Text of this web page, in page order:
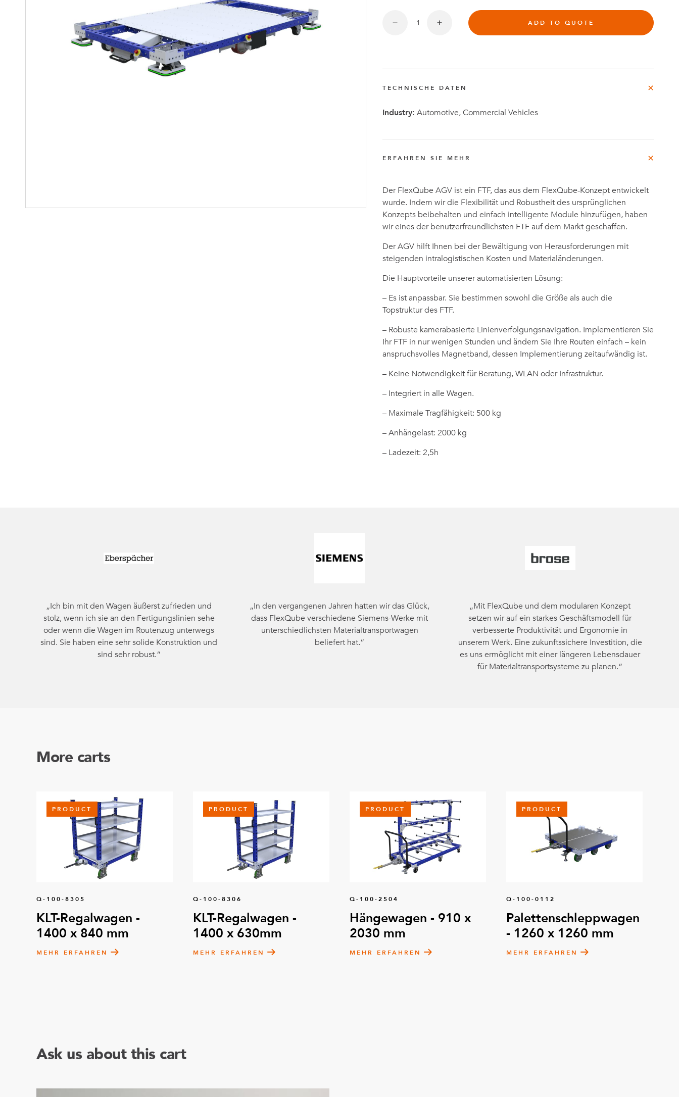
Mutter-Tochter-Lösungen
Montagewagen und
Anders
von
FlexQube
ADD TO QUOTE
TECHNISCHE DATEN
Industry: Automotive, Commercial Vehicles
ERFAHREN SIE MEHR
Der FlexQube AGV ist ein FTF, das aus dem FlexQube-Konzept entwickelt
wurde. Indem wir die Flexibilität und Robustheit des ursprünglichen
Konzepts beibehalten und einfach intelligente Module hinzufügen, haben
wir eines der benutzerfreundlichsten FTF auf dem Markt geschaffen.
Der AGV hilft Ihnen bei der Bewältigung von Herausforderungen mit
steigenden intralogistischen Kosten und Materialänderungen.
Die Hauptvorteile unserer automatisierten Lösung:
– Es ist anpassbar. Sie bestimmen sowohl die Größe als auch die
Topstruktur des FTF.
– Robuste kamerabasierte Linienverfolgungsnavigation. Implementieren Sie
Ihr FTF in nur wenigen Stunden und ändern Sie Ihre Routen einfach – kein
anspruchsvolles Magnetband, dessen Implementierung zeitaufwändig ist.
– Keine Notwendigkeit für Beratung, WLAN oder Infrastruktur.
– Integriert in alle Wagen.
– Maximale Tragfähigkeit: 500 kg
– Anhängelast: 2000 kg
– Ladezeit: 2,5h
„Ich bin mit den Wagen äußerst zufrieden und
stolz, wenn ich sie an den Fertigungslinien sehe
oder wenn die Wagen im Routenzug unterwegs
sind. Sie haben eine sehr solide Konstruktion und
sind sehr robust.“
„In den vergangenen Jahren hatten wir das Glück,
dass FlexQube verschiedene Siemens-Werke mit
unterschiedlichsten Materialtransportwagen
beliefert hat.“
„Mit FlexQube und dem modularen Konzept
setzen wir auf ein starkes Geschäftsmodell für
verbesserte Produktivität und Ergonomie in
unserem Werk. Eine zukunftssichere Investition, die
es uns ermöglicht mit einer längeren Lebensdauer
für Materialtransportsysteme zu planen.“
More carts
PRODUCT
Q-100-8305
KLT-Regalwagen -
1400 x 840 mm
MEHR ERFAHREN
PRODUCT
Q-100-8306
KLT-Regalwagen -
1400 x 630mm
MEHR ERFAHREN
PRODUCT
Q-100-2504
Hängewagen - 910 x
2030 mm
MEHR ERFAHREN
PRODUCT
Q-100-0112
Palettenschleppwagen
- 1260 x 1260 mm
MEHR ERFAHREN
Ask us about this cart